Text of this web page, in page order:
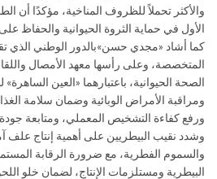
والأكثر تحملاً للظروف المناخية، مؤكدًا أن
الأول في حماية الثروة الحيوانية والحفاظ
كما أشاد «مجدي حسن»بالدور الوطني الذي
المتخصصة، وعلى رأسها معهد الأمصال
الصحة الحيوانية، باعتبارهما «العين الساهرة»
ومراقبة الأمراض الوبائية وضمان سلامة
ورفع كفاءة التشخيص المعملي، ومتابعة جودة
وشدد نقيب البيطريين على أهمية إنتاج علف
والسموم الفطرية، مع ضرورة الرقابة
البيطرية ومستلزمات الإنتاج، لضمان خلو